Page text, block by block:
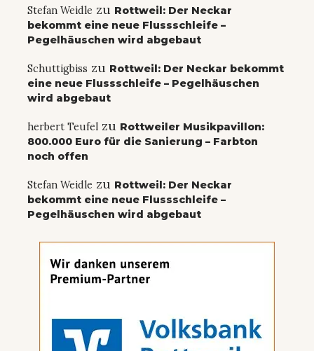
Stefan Weidle zu Rottweil: Der Neckar
bekommt eine neue Flussschleife –
Pegelhäuschen wird abgebaut
Schuttigbiss zu Rottweil: Der Neckar bekommt
eine neue Flussschleife – Pegelhäuschen
wird abgebaut
herbert Teufel zu Rottweiler Musikpavillon:
800.000 Euro für die Sanierung – Farbton
noch offen
Stefan Weidle zu Rottweil: Der Neckar
bekommt eine neue Flussschleife –
Pegelhäuschen wird abgebaut